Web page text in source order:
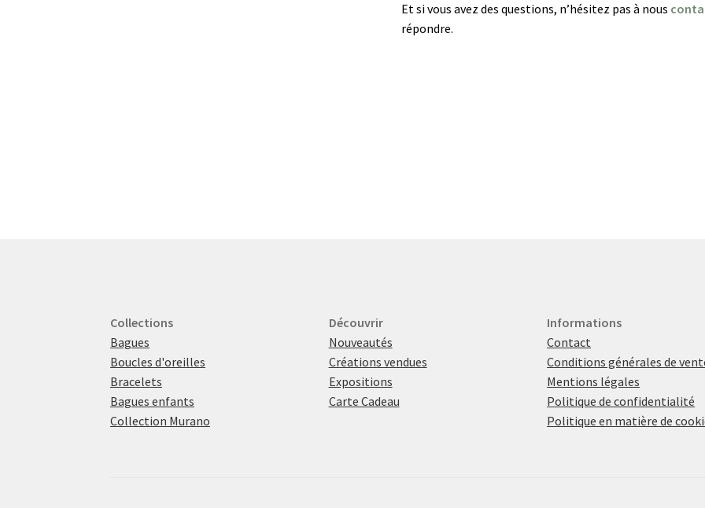
Et si vous avez des questions, n’hésitez pas à nous
répondre.
Collections
Bagues
Boucles d'oreilles
Bracelets
Bagues enfants
Collection Murano
Découvrir
Nouveautés
Créations vendues
Expositions
Carte Cadeau
Informations
Contact
Conditions générales de
Mentions légales
Politique de confidentialité
Politique en matière de